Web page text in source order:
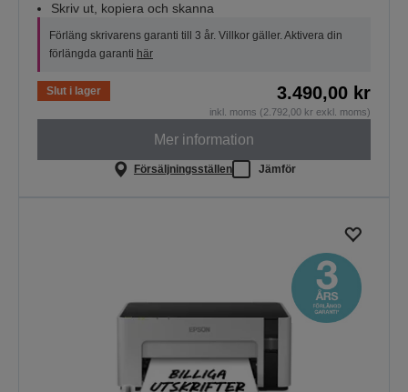
Skriv ut, kopiera och skanna
Förläng skrivarens garanti till 3 år. Villkor gäller. Aktivera din
förlängda garanti här
Slut i lager 3.490,00 kr
inkl. moms (2.792,00 kr exkl. moms)
Mer information
Försäljningsställen Jämför